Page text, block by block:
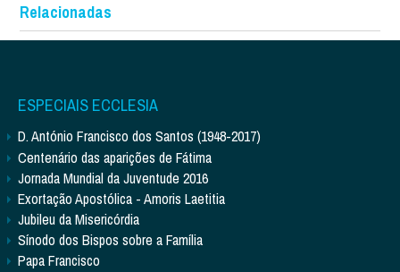
Relacionadas
ESPECIAIS ECCLESIA
D. António Francisco dos Santos (1948-2017)
Centenário das aparições de Fátima
Jornada Mundial da Juventude 2016
Exortação Apostólica - Amoris Laetitia
Jubileu da Misericórdia
Sínodo dos Bispos sobre a Família
Papa Francisco